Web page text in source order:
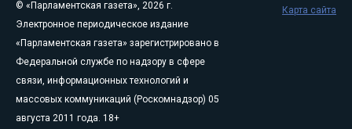
© «Парламентская газета», 2026 г.
Электронное периодическое издание
«Парламентская газета» зарегистрировано в
Федеральной службе по надзору в сфере
связи, информационных технологий и
массовых коммуникаций (Роскомнадзор) 05
августа 2011 года. 18+
Карта сайта